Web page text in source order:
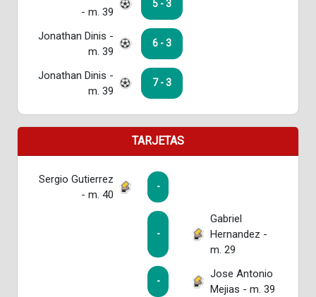
- m. 39
5 - 3
Jonathan Dinis -
m. 39
6 - 3
Jonathan Dinis -
m. 39
7 - 3
TARJETAS
Sergio Gutierrez
- m. 40
-
-
Gabriel
Hernandez -
m. 29
-
Jose Antonio
Mejias - m. 39